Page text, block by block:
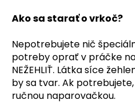
Ako sa starať o vrkoč?
Nepotrebujete nič
potreby oprať v práčke
NEŽEHLIŤ. Látka síce
by sa tvar. Ak
ručnou naparovačkou.